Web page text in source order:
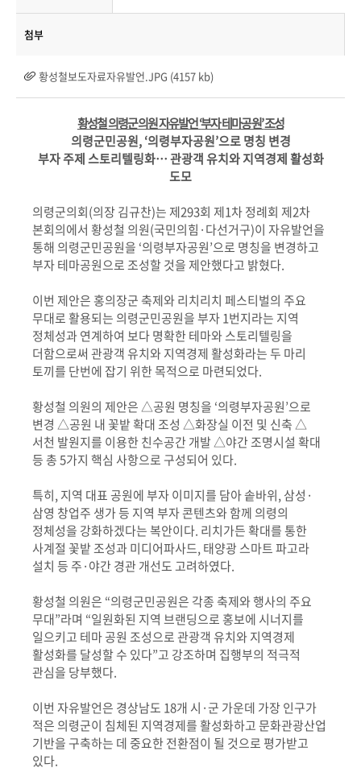
첨부
황성철보도자료자유발언.JPG (4157 kb)
황성철 의령군의원 자유발언‘부자 테마공원’조성
의령군민공원, ‘의령부자공원’으로 명칭 변경
부자 주제 스토리텔링화…관광객 유치와 지역경제 활성화
도모
의령군의회(의장 김규찬)는 제293회 제1차 정례회 제2차
본회의에서 황성철 의원(국민의힘 ·다선거구)이 자유발언을
통해 의령군민공원을 ‘의령부자공원’으로 명칭을 변경하고
부자 테마공원으로 조성할 것을 제안했다고 밝혔다.
이번 제안은 홍의장군 축제와 리치리치 페스티벌의 주요
무대로 활용되는 의령군민공원을 부자1번지라는 지역
정체성과 연계하여 보다 명확한 테마와 스토리텔링을
더함으로써 관광객 유치와 지역경제 활성화라는 두 마리
토끼를 단번에 잡기 위한 목적으로 마련되었다.
황성철 의원의 제안은 △공원 명칭을 ‘의령부자공원’으로
변경 △공원 내 꽃밭 확대 조성 △화장실 이전 및 신축 △
서천 발원지를 이용한 친수공간 개발 △야간 조명시설 확대
등 총5가지 핵심 사항으로 구성되어 있다.
특히, 지역 대표 공원에 부자 이미지를 담아 솥바위, 삼성 ·
삼영 창업주 생가 등 지역 부자 콘텐츠와 함께 의령의
정체성을 강화하겠다는 복안이다. 리치가든 확대를 통한
사계절 꽃밭 조성과 미디어파사드, 태양광 스마트 파고라
설치 등 주·야간 경관 개선도 고려하였다.
황성철 의원은 “의령군민공원은 각종 축제와 행사의 주요
무대”라며 “일원화된 지역 브랜딩으로 홍보에 시너지를
일으키고 테마 공원 조성으로 관광객 유치와 지역경제
활성화를 달성할 수 있다”고 강조하며 집행부의 적극적
관심을 당부했다.
이번 자유발언은 경상남도 18개 시 ·군 가운데 가장 인구가
적은 의령군이 침체된 지역경제를 활성화하고 문화관광산업
기반을 구축하는 데 중요한 전환점이 될 것으로 평가받고
있다.